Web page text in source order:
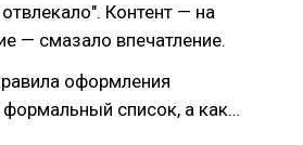
Контент — на
— смазало впечатление.
оформления
формальный список, а как…